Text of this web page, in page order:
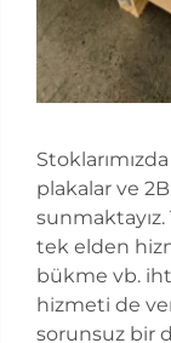
plakalar ve
tek elden
bükme vb.
hizmeti de
sorunsuz bir